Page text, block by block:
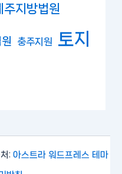
주지방법원
충주지원 토지
: 아스트라 워드프레스 테마